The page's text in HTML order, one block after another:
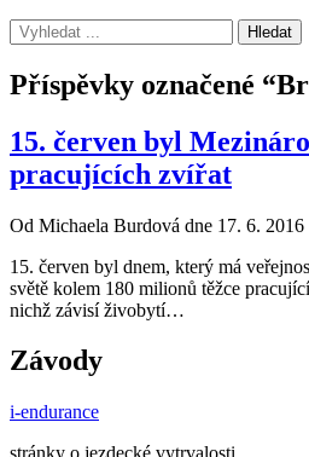
Příspěvky označené
15. červen byl
pracujících zvířat
Od Michaela Burdová dne 17. 6. 2016
15. červen byl dnem, který má
světě kolem 180 milionů těžce
nichž závisí živobytí…
Závody
i-endurance